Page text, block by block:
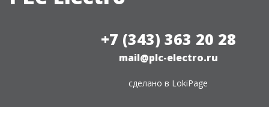
+7 (343) 363 20 28
mail@plc-electro.ru
сделано в LokiPage